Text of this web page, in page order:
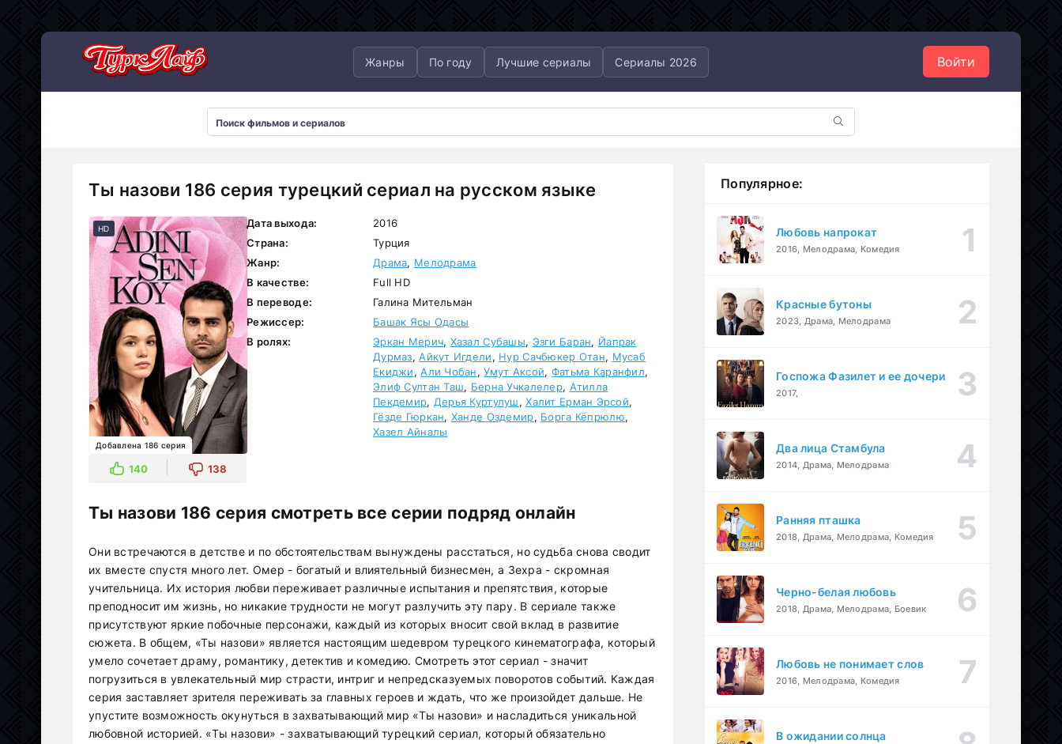
Жанры По году Лучшие сериалы Сериалы 2026 Войти
Ты назови 186 серия турецкий сериал на русском языке
HD
Добавлена 186 серия
140 138
Дата выхода:
2016
Страна:
Турция
Жанр:
Драма, Мелодрама
В качестве:
Full HD
В переводе:
Галина Мительман
Режиссер:
Башак Ясы Одасы
В ролях:
Эркан Мерич, Хазал Субашы, Эзги Баран, Йапрак
Дурмаз,Айкут Игдели, Нур Сачбюкер Отан, Мусаб
Екиджи,Али Чобан,Умут Аксой, Фатьма Каранфил,
Элиф Султан Таш, Берна Учкалелер, Атилла
Пекдемир, Дерья Куртулуш,Халит Ерман Эрсой,
Гёзде Гюркан, Ханде Оздемир, Борга Кёпрюлю,
Хазел Айналы
Ты назови 186 серия смотреть все серии подряд онлайн
Они встречаются в детстве и по обстоятельствам вынуждены расстаться, но судьба снова сводит
их вместе спустя много лет. Омер - богатый и влиятельный бизнесмен, а Зехра - скромная
учительница. Их история любви переживает различные испытания и препятствия, которые
преподносит им жизнь, но никакие трудности не могут разлучить эту пару. В сериале также
присутствуют яркие побочные персонажи, каждый из которых вносит свой вклад в развитие
сюжета. В общем, «Ты назови» является настоящим шедевром турецкого кинематографа, который
умело сочетает драму, романтику, детектив и комедию. Смотреть этот сериал - значит
погрузиться в увлекательный мир страсти, интриг и непредсказуемых поворотов событий. Каждая
серия заставляет зрителя переживать за главных героев и ждать, что же произойдет дальше. Не
упустите возможность окунуться в захватывающий мир «Ты назови» и насладиться уникальной
любовной историей. «Ты назови» - захватывающий турецкий сериал, который обязательно
Популярное:
Любовь напрокат
2016, Мелодрама, Комедия
Красные бутоны
2023, Драма, Мелодрама
Госпожа Фазилет и ее дочери
2017,
Два лица Стамбула
2014, Драма, Мелодрама
Ранняя пташка
2018, Драма, Мелодрама, Комедия
Черно-белая любовь
2018, Драма, Мелодрама, Боевик
Любовь не понимает слов
2016, Мелодрама, Комедия
В ожидании солнца
Сериалы 2026